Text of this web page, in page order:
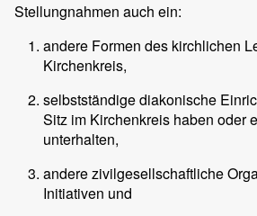
Stellungnahmen auch ein:
andere Formen des kirchlichen
Kirchenkreis,
selbstständige diakonische
Sitz im Kirchenkreis haben oder
unterhalten,
andere zivilgesellschaftliche
Initiativen und